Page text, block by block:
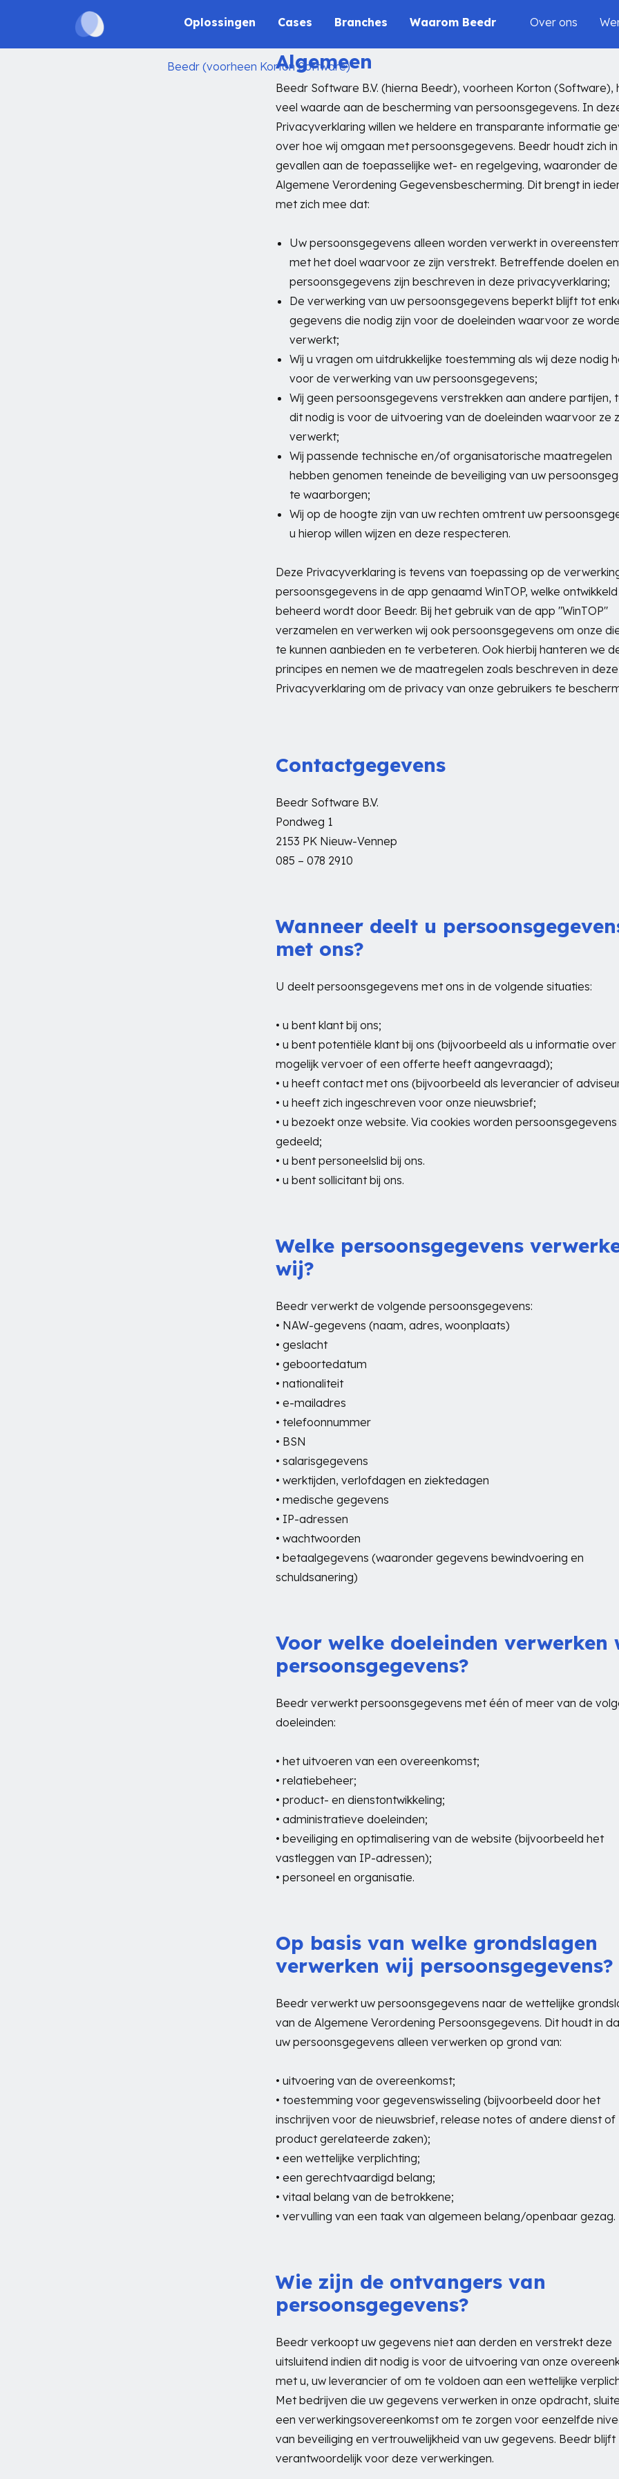
Oplossingen Cases Branches Waarom Beedr Over ons
Policy
Beedr (voorheen Korton Software)
Algemeen
Beedr Software B.V. (hierna Beedr), voorheen Korton (Software),
veel waarde aan de bescherming van persoonsgegevens. In
Privacyverklaring willen we heldere en transparante informatie
over hoe wij omgaan met persoonsgegevens. Beedr houdt zich
gevallen aan de toepasselijke wet- en regelgeving, waaronder de
Algemene Verordening Gegevensbescherming. Dit brengt in
met zich mee dat:
Uw persoonsgegevens alleen worden verwerkt in
met het doel waarvoor ze zijn verstrekt. Betreffende doelen
persoonsgegevens zijn beschreven in deze privacyverklaring;
De verwerking van uw persoonsgegevens beperkt blijft tot
gegevens die nodig zijn voor de doeleinden waarvoor ze
verwerkt;
Wij u vragen om uitdrukkelijke toestemming als wij deze nodig
voor de verwerking van uw persoonsgegevens;
Wij geen persoonsgegevens verstrekken aan andere partijen,
dit nodig is voor de uitvoering van de doeleinden waarvoor ze
verwerkt;
Wij passende technische en/of organisatorische maatregelen
hebben genomen teneinde de beveiliging van uw
te waarborgen;
Wij op de hoogte zijn van uw rechten omtrent uw
u hierop willen wijzen en deze respecteren.
Deze Privacyverklaring is tevens van toepassing op de
persoonsgegevens in de app genaamd WinTOP, welke
beheerd wordt door Beedr. Bij het gebruik van de app "WinTOP"
verzamelen en verwerken wij ook persoonsgegevens om onze
te kunnen aanbieden en te verbeteren. Ook hierbij hanteren we
principes en nemen we de maatregelen zoals beschreven in deze
Privacyverklaring om de privacy van onze gebruikers te
Contactgegevens
Beedr Software B.V.
Pondweg 1
2153 PK Nieuw-Vennep
085 – 078 2910
Wanneer deelt u
met ons?
U deelt persoonsgegevens met ons in de volgende situaties:
• u bent klant bij ons;
• u bent potentiële klant bij ons (bijvoorbeeld als u informatie over
mogelijk vervoer of een offerte heeft aangevraagd);
• u heeft contact met ons (bijvoorbeeld als leverancier of
• u heeft zich ingeschreven voor onze nieuwsbrief;
• u bezoekt onze website. Via cookies worden persoonsgegevens
gedeeld;
• u bent personeelslid bij ons.
• u bent sollicitant bij ons.
Welke persoonsgegevens
wij?
Beedr verwerkt de volgende persoonsgegevens:
• NAW-gegevens (naam, adres, woonplaats)
• geslacht
• geboortedatum
• nationaliteit
• e-mailadres
• telefoonnummer
• BSN
• salarisgegevens
• werktijden, verlofdagen en ziektedagen
• medische gegevens
• IP-adressen
• wachtwoorden
• betaalgegevens (waaronder gegevens bewindvoering en
schuldsanering)
Voor welke doeleinden verwerken
persoonsgegevens?
Beedr verwerkt persoonsgegevens met één of meer van de
doeleinden:
• het uitvoeren van een overeenkomst;
• relatiebeheer;
• product- en dienstontwikkeling;
• administratieve doeleinden;
• beveiliging en optimalisering van de website (bijvoorbeeld het
vastleggen van IP-adressen);
• personeel en organisatie.
Op basis van welke grondslagen
verwerken wij persoonsgegevens?
Beedr verwerkt uw persoonsgegevens naar de wettelijke
van de Algemene Verordening Persoonsgegevens. Dit houdt in
uw persoonsgegevens alleen verwerken op grond van:
• uitvoering van de overeenkomst;
• toestemming voor gegevenswisseling (bijvoorbeeld door het
inschrijven voor de nieuwsbrief, release notes of andere dienst of
product gerelateerde zaken);
• een wettelijke verplichting;
• een gerechtvaardigd belang;
• vitaal belang van de betrokkene;
• vervulling van een taak van algemeen belang/openbaar gezag.
Wie zijn de ontvangers van
persoonsgegevens?
Beedr verkoopt uw gegevens niet aan derden en verstrekt deze
uitsluitend indien dit nodig is voor de uitvoering van onze
met u, uw leverancier of om te voldoen aan een wettelijke
Met bedrijven die uw gegevens verwerken in onze opdracht,
een verwerkingsovereenkomst om te zorgen voor eenzelfde
van beveiliging en vertrouwelijkheid van uw gegevens. Beedr blijft
verantwoordelijk voor deze verwerkingen.